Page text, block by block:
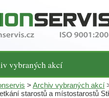
vybraných akcí
> Archiv vybraných akcí
starostů a místostarostů